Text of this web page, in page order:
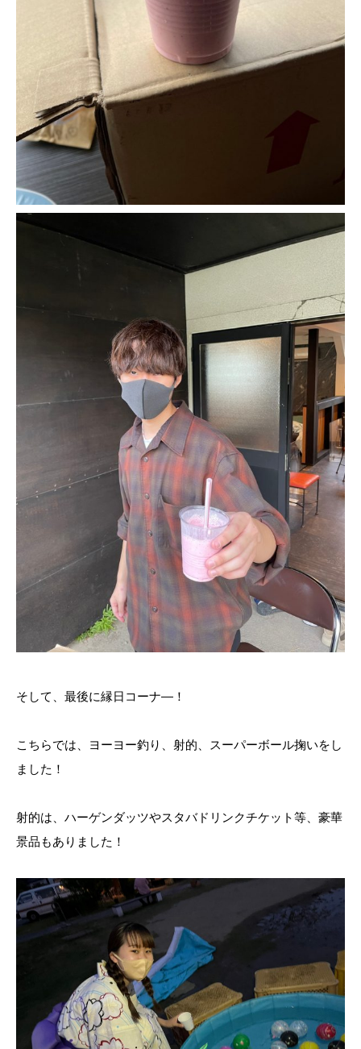
そして、最後に縁日コーナ―！
こちらでは、ヨーヨー釣り、射的、スーパーボール掬いをし
ました！
射的は、ハーゲンダッツやスタバドリンクチケット等、豪華
景品もありました！